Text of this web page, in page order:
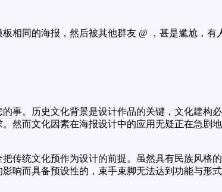
相同的海报，然后被其他群友 @ ，甚是尴尬，有
事。历史文化背景是设计作品的关键，文化建构
然而文化因素在海报设计中的应用无疑正在急剧
传统文化预作为设计的前提。虽然具有民族风格
响而具备预设性的，束手束脚无法达到功能与形